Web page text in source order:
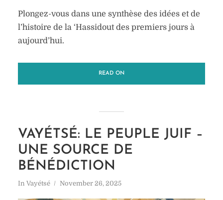
Plongez-vous dans une synthèse des idées et de
l’histoire de la ‘Hassidout des premiers jours à
aujourd’hui.
READ ON
VAYÉTSÉ: LE PEUPLE JUIF –
UNE SOURCE DE
BÉNÉDICTION
In Vayétsé November 26, 2025